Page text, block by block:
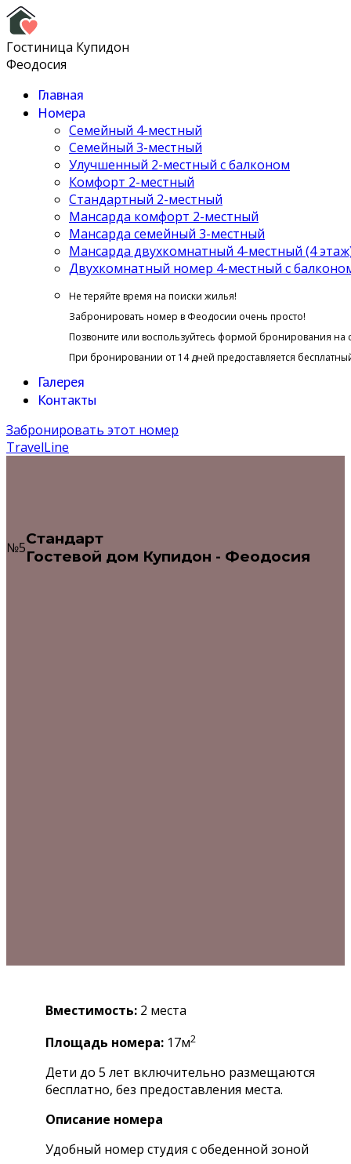
Гостиница Купидон
Феодосия
Главная
Номера
Семейный 4-местный
Семейный 3-местный
Улучшенный 2-местный с балконом
Комфорт 2-местный
Стандартный 2-местный
Мансарда комфорт 2-местный
Мансарда семейный 3-местный
Мансарда двухкомнатный 4-местный (4
Двухкомнатный номер 4-местный с
Не теряйте время на поиски жилья!
Забронировать номер в Феодосии очень просто!
Позвоните или воспользуйтесь формой бронирования на
При бронировании от 14 дней предоставляется
Галерея
Контакты
Забронировать этот номер
TravelLine
№5Стандарт
Гостевой дом Купидон - Феодосия
Вместимость: 2 места
Площадь номера: 17м2
Дети до 5 лет включительно размещаются
бесплатно, без предоставления места.
Описание номера
Удобный номер студия с обеденной зоной